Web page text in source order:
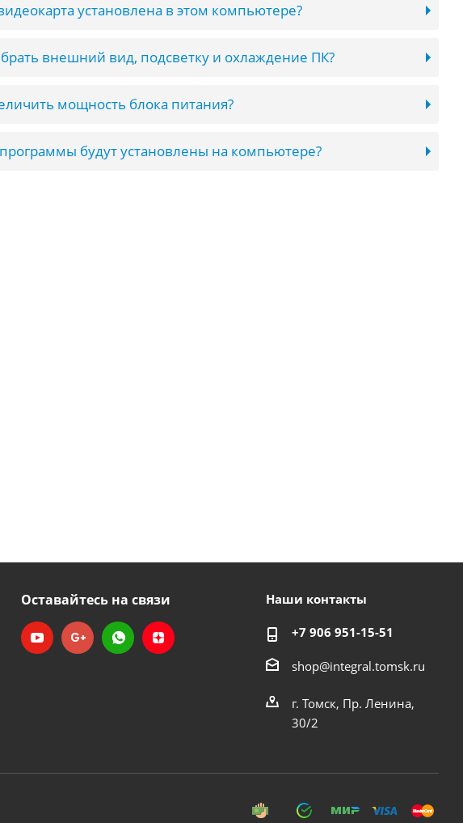
установлена в этом компьютере?
внешний вид, подсветку и охлаждение ПК?
мощность блока питания?
будут установлены на компьютере?
Оставайтесь на связи Наши контакты
+7 906 951-15-51
shop@integral.tomsk.ru
г. Томск, Пр. Ленина,
30/2